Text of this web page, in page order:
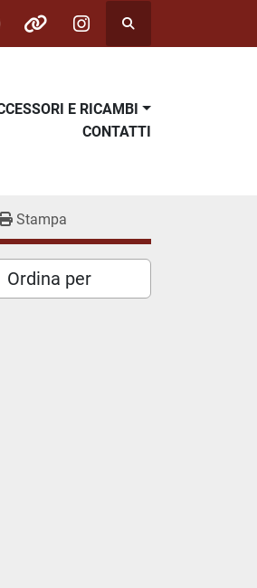
otherinstagram
Cerca
E RICAMBI
CONTATTI
Stampa
Ordina per